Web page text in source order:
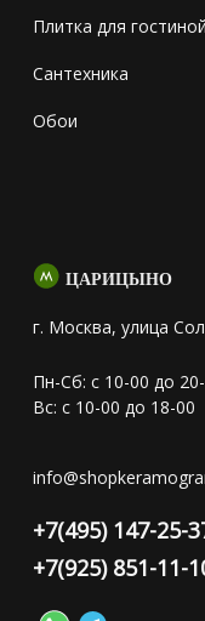
Плитка для гостиной
Сантехника
Обои
ЦАРИЦЫНО
г. Москва, улица
Пн-Сб: с 10-00 до
Вс: с 10-00 до 18-00
+7(495) 147-25-
+7(925) 851-11-